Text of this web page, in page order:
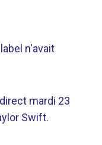
n'avait
mardi 23
Swift.